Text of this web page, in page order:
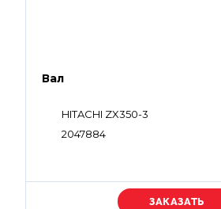
Вал
HITACHI ZX350-3
2047884
Уточняйте цену